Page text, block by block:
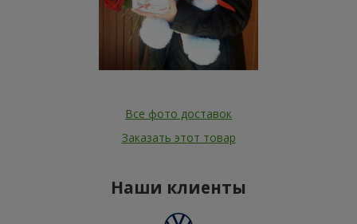
Все фото доставок
Заказать этот товар
Наши клиенты